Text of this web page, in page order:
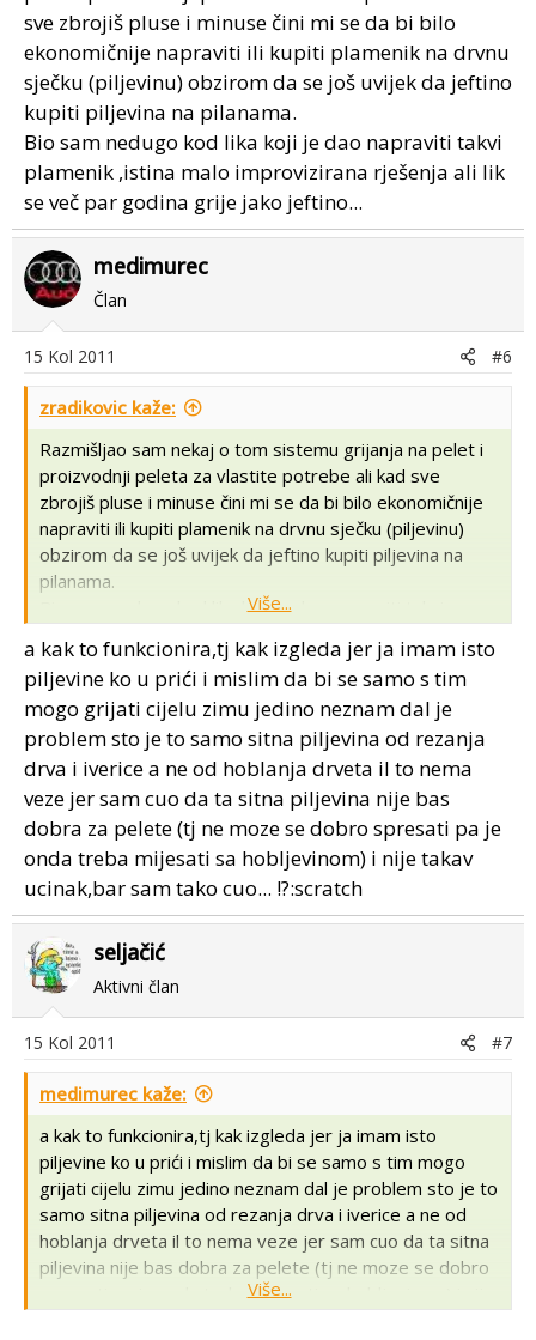
sve zbrojiš pluse i minuse čini mi se da bi bilo
ekonomičnije napraviti ili kupiti plamenik na drvnu
sječku (piljevinu) obzirom da se još uvijek da jeftino
kupiti piljevina na pilanama.
Bio sam nedugo kod lika koji je dao napraviti takvi
plamenik ,istina malo improvizirana rješenja ali lik
se več par godina grije jako jeftino...
medimurec
Član
15 Kol 2011 #6
zradikovic kaže:
Razmišljao sam nekaj o tom sistemu grijanja na pelet i
proizvodnji peleta za vlastite potrebe ali kad sve
zbrojiš pluse i minuse čini mi se da bi bilo ekonomičnije
napraviti ili kupiti plamenik na drvnu sječku (piljevinu)
obzirom da se još uvijek da jeftino kupiti piljevina na
pilanama.
Bio sam nedugo kod lika koji je dao napraviti takvi
par godina grije jako jeftino...
Više...
a kak to funkcionira,tj kak izgleda jer ja imam isto
piljevine ko u prići i mislim da bi se samo s tim
mogo grijati cijelu zimu jedino neznam dal je
problem sto je to samo sitna piljevina od rezanja
drva i iverice a ne od hoblanja drveta il to nema
veze jer sam cuo da ta sitna piljevina nije bas
dobra za pelete (tj ne moze se dobro spresati pa je
onda treba mijesati sa hobljevinom) i nije takav
ucinak,bar sam tako cuo... !?:scratch
seljačić
Aktivni član
15 Kol 2011 #7
medimurec kaže:
a kak to funkcionira,tj kak izgleda jer ja imam isto
piljevine ko u prići i mislim da bi se samo s tim mogo
grijati cijelu zimu jedino neznam dal je problem sto je to
samo sitna piljevina od rezanja drva i iverice a ne od
hoblanja drveta il to nema veze jer sam cuo da ta sitna
piljevina nije bas dobra za pelete (tj ne moze se dobro
spresati pa je onda treba mijesati sa hobljevinom) i nije
Više...